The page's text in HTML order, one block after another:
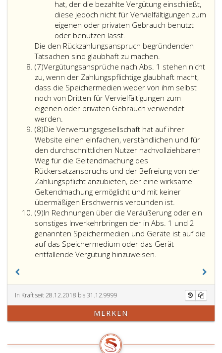
11%
dieses
Preisniveaus
Geräte
nicht
übersteigen
soll;
soweit
aufgrund
empirischer
eine
fast
ausschließliche
Nutzung
eines
Gerätes
und
eines
Speichermediums
nach
Absatz
eins,
oder
wird,
ein
zulässig;
von
Verwertungsgesellschaften
geltend
gemacht
werden.
hat, der die bezahlte Vergütung einschließt,
diese jedoch nicht für Vervielfältigungen zum
eigenen oder privaten Gebrauch benutzt
oder benutzen lässt.
Die den Rückzahlungsanspruch begründenden
Tatsachen sind glaubhaft zu machen.
(7)Absatz
7
Vergütungsansprüche nach Abs. 1 stehen nicht
zu, wenn der Zahlungspflichtige glaubhaft macht,
dass die Speichermedien weder von ihm selbst
noch von Dritten für Vervielfältigungen zum
eigenen oder privaten Gebrauch verwendet
werden.
nach
Absatz
eins,
stehen
nicht
zu,
wenn
der
Zahlungspflichtige
glaubhaft
macht,
dass
die
von
ihm
selbst
für
(8)Absatz
8
Die Verwertungsgesellschaft hat auf ihrer
Website einen einfachen, verständlichen und für
den durchschnittlichen Nutzer nachvollziehbaren
Weg für die Geltendmachung des
Rückersatzanspruchs und der Befreiung von der
Zahlungspflicht anzubieten, der eine wirksame
Geltendmachung ermöglicht und mit keiner
übermäßigen Erschwernis verbunden ist.
(9)Absatz
9
In Rechnungen über die Veräußerung oder ein
sonstiges Inverkehrbringen der in Abs. 1 und 2
genannten Speichermedien und Geräte ist auf die
auf das Speichermedium oder das Gerät
entfallende Vergütung hinzuweisen.
die
Veräußerung
oder
der
In Kraft seit 28.12.2018 bis 31.12.9999
MERKEN